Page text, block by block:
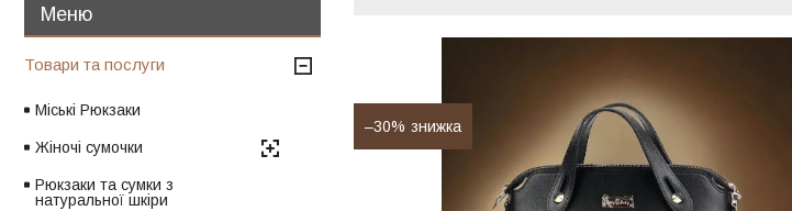
–30%
Товари та послуги
Міські Рюкзаки
Жіночі сумочки
Рюкзаки та сумки з
натуральної шкіри